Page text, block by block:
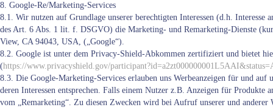
8. Google-Re/Marketing-Services
8.1. Wir nutzen auf Grundlage unserer berechtigten Interessen (d.h.
des Art. 6 Abs. 1 lit. f. DSGVO) die Marketing- und Remarketing-Dienste
View, CA 94043, USA, („Google“).
8.2. Google ist unter dem Privacy-Shield-Abkommen zertifiziert und bietet
(https://www.privacyshield.gov/
8.3. Die Google-Marketing-Services erlauben uns Werbeanzeigen für und
deren Interessen entsprechen. Falls einem Nutzer z.B. Anzeigen für
vom „Remarketing“. Zu diesen Zwecken wird bei Aufruf unserer und